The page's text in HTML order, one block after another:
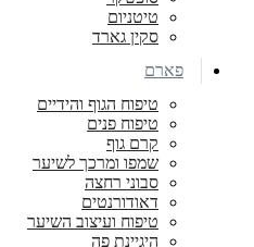
טיטניום
סקין גארד
פארם
טיפוח הגוף והידיים
טיפוח פנים
קרם גוף
שמפו ומרכך לשיער
סבוני רחצה
דאודורנטים
טיפוח ועיצוב השיער
היגיינת פה